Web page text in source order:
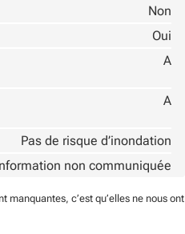
Non
Oui
A
A
Pas de risque d’inondation
non communiquée
manquantes, c’est qu’elles ne nous ont